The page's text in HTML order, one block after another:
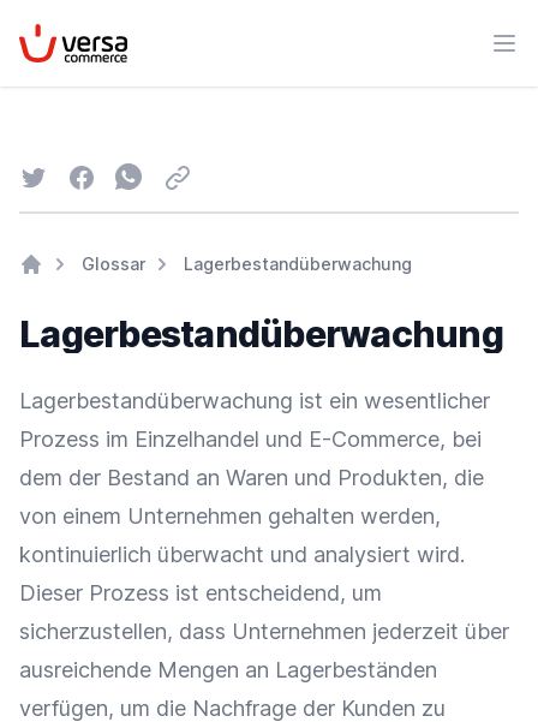
VersaCommerce
TwitterFacebookWhatsapp
Email
Glossar Lagerbestandüberwachung
Lagerbestandüberwachung
Lagerbestandüberwachung ist ein wesentlicher
Prozess im Einzelhandel und E-Commerce, bei
dem der Bestand an Waren und Produkten, die
von einem Unternehmen gehalten werden,
kontinuierlich überwacht und analysiert wird.
Dieser Prozess ist entscheidend, um
sicherzustellen, dass Unternehmen jederzeit über
ausreichende Mengen an Lagerbeständen
verfügen, um die Nachfrage der Kunden zu